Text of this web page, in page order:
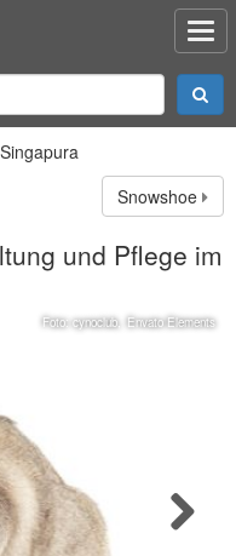
Singapura
Snowshoe
und Pflege im
Foto: cynoclub, Envato Elements